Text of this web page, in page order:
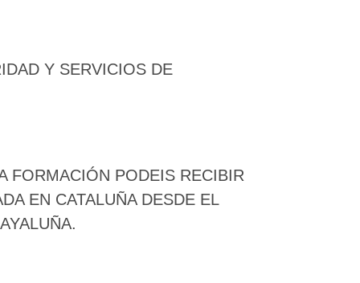
Y SERVICIOS DE
FORMACIÓN PODEIS RECIBIR
EN CATALUÑA DESDE EL